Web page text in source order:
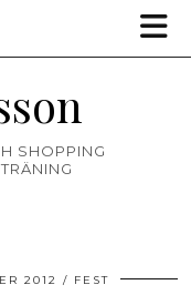
SHOPPING
2012 FEST